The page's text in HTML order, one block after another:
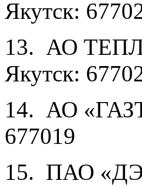
Якутск:
13. АО
Якутск:
14. АО
677019
15. ПАО